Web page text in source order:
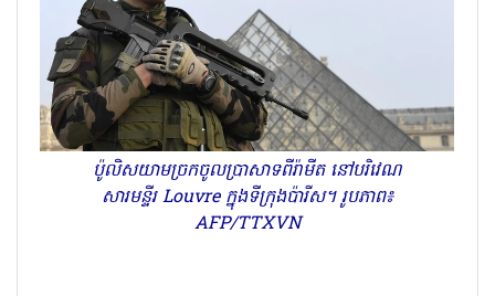
ប៉ូលិសយាមច្រកចូលប្រាសាទពីរ៉ាមីត នៅបរិវេណ
សារមន្ទីរ Louvre ក្នុងទីក្រុងប៉ារីស។ រូបភាព៖
AFP/TTXVN